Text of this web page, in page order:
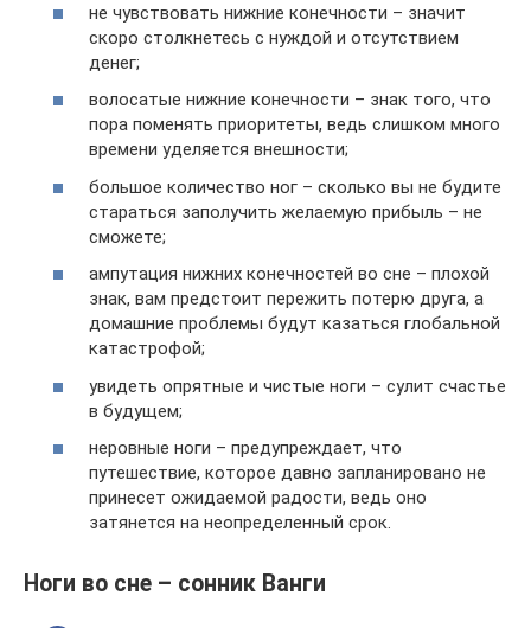
не чувствовать нижние конечности – значит
скоро столкнетесь с нуждой и отсутствием
денег;
волосатые нижние конечности – знак того, что
пора поменять приоритеты, ведь слишком много
времени уделяется внешности;
большое количество ног – сколько вы не будите
стараться заполучить желаемую прибыль – не
сможете;
ампутация нижних конечностей во сне – плохой
знак, вам предстоит пережить потерю друга, а
домашние проблемы будут казаться глобальной
катастрофой;
увидеть опрятные и чистые ноги – сулит счастье
в будущем;
неровные ноги – предупреждает, что
путешествие, которое давно запланировано не
принесет ожидаемой радости, ведь оно
затянется на неопределенный срок.
Ноги во сне – сонник Ванги